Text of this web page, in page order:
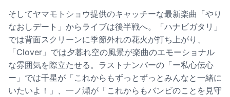
そしてヤマモトショウ提供のキャッチーな最新楽曲「やり
なおしデート」からライブは後半戦へ。「ハナビガタリ」
では背面スクリーンに季節外れの花火が打ち上がり、
「Clover」では夕暮れ空の風景が楽曲のエモーショナル
な雰囲気を際立たせる。ラストナンバーの「ー私心伝心
ー」では千星が「これからもずっとずっとみんなと一緒に
いたいよ！」、一ノ瀬が「これからもバンビのことを見守